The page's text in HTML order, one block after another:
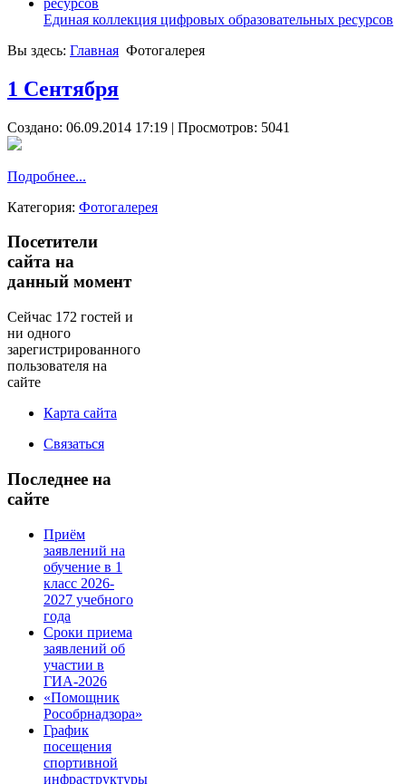
Единая коллекция цифровых образовательных ресурсов
Вы здесь: Главная Фотогалерея
1 Сентября
Создано: 06.09.2014 17:19 | Просмотров: 5041
Подробнее...
Категория: Фотогалерея
Посетители
сайта на
данный момент
Сейчас 172 гостей и
ни одного
зарегистрированного
пользователя на
сайте
Карта сайта
Связаться
Последнее на
сайте
Приём
заявлений на
обучение в 1
класс 2026-
2027 учебного
года
Сроки приема
заявлений об
участии в
ГИА-2026
«Помощник
Рособрнадзора»
График
посещения
спортивной
инфраструктуры